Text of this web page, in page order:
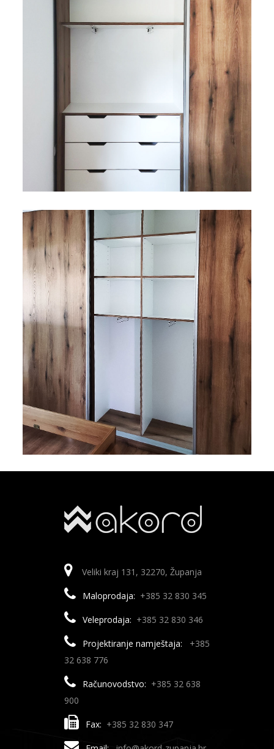
Veliki kraj 131, 32270, Županja
Maloprodaja: +385 32 830 345
Veleprodaja: +385 32 830 346
Projektiranje namještaja:
+385
32 638 776
Računovodstvo: +385 32 638
900
Fax: +385 32 830 347